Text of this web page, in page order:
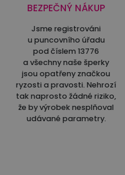
BEZPEČNÝ NÁKUP
Jsme registrováni
u puncovního úřadu
pod číslem 13776
a všechny naše šperky
jsou opatřeny značkou
ryzosti a pravosti. Nehrozí
tak naprosto žádné riziko,
že by výrobek nesplňoval
udávané parametry.